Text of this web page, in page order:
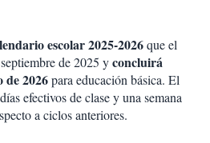
escolar 2025-2026que el
de 2025 yconcluirá
de 2026para educación básica. El
efectivos de clase y una semana
a ciclos anteriores.